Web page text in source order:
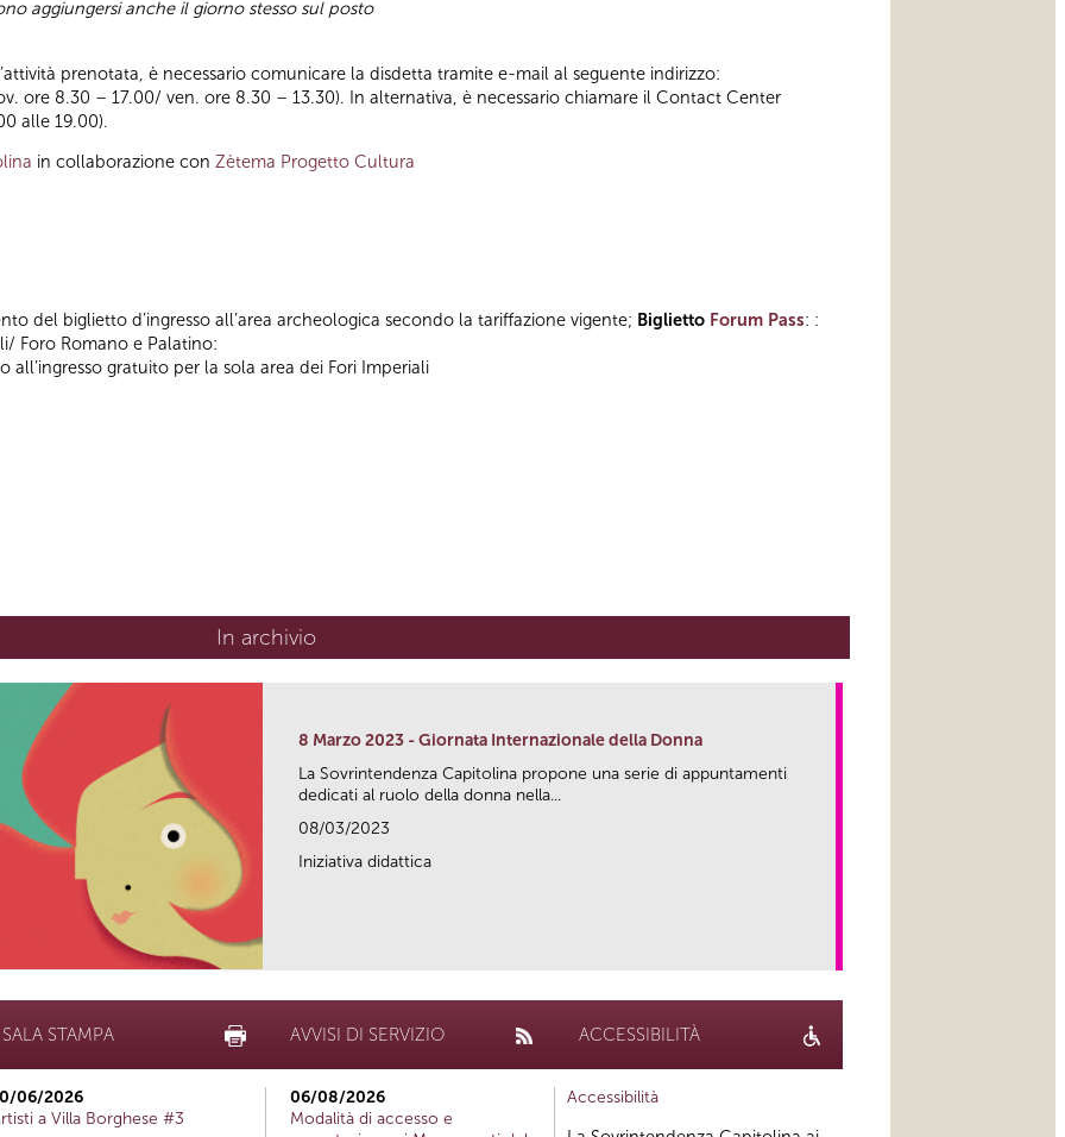
aggiungersi anche il giorno stesso sul posto
prenotata, è necessario comunicare la disdetta tramite e-mail al seguente indirizzo:
ore 8.30 – 17.00/ ven. ore 8.30 – 13.30). In alternativa, è necessario chiamare il Contact Center
alle 19.00).
in collaborazione con Zètema Progetto Cultura
del biglietto d’ingresso all’area archeologica secondo la tariffazione vigente; Biglietto Forum Pass: :
Foro Romano e Palatino:
all’ingresso gratuito per la sola area dei Fori Imperiali
In archivio
8 Marzo 2023 - Giornata Internazionale della Donna
La Sovrintendenza Capitolina propone una serie di appuntamenti
dedicati al ruolo della donna nella...
08/03/2023
Iniziativa didattica
SALA STAMPA
06/2026
a Villa Borghese #3
AVVISI DI SERVIZIO
06/08/2026
Modalità di accesso e
ACCESSIBILITÀ
Accessibilità